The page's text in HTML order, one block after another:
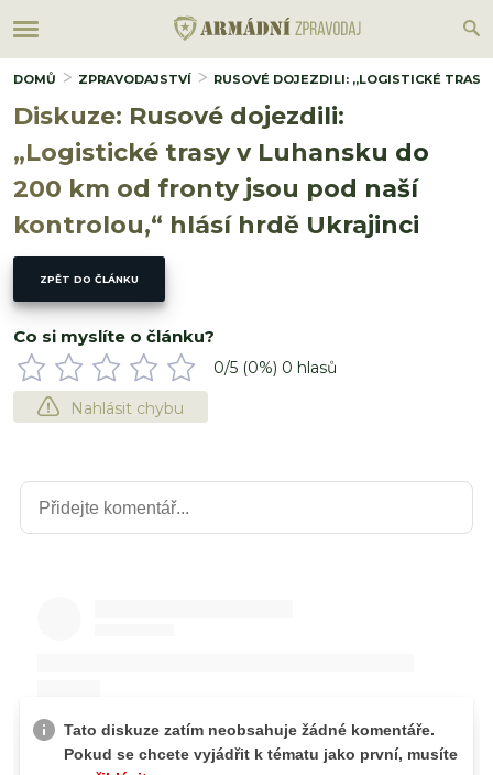
DOMŮ ZPRAVODAJSTVÍ RUSOVÉ DOJEZDILI: „LOGISTICKÉ
Diskuze: Rusové dojezdili:
„Logistické trasy v Luhansku do
200 km od fronty jsou pod naší
kontrolou,“ hlásí hrdě Ukrajinci
ZPĚT DO ČLÁNKU
Co si myslíte o článku?
0/5 (0%) 0 hlasů
Nahlásit chybu